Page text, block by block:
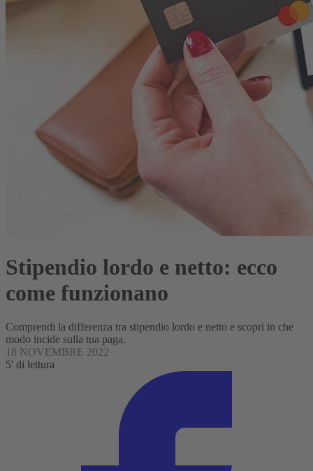
Stipendio lordo e netto: ecco
come funzionano
Comprendi la differenza tra stipendio lordo e netto e scopri in che
modo incide sulla tua paga.
18 NOVEMBRE 2022
5' di lettura